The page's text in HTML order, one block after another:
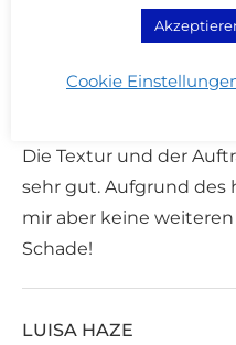
Ich habe eine goldene
Die Textur und der
sehr gut. Aufgrund des
mir aber keine
Schade!
LUISA HAZE
Cookie